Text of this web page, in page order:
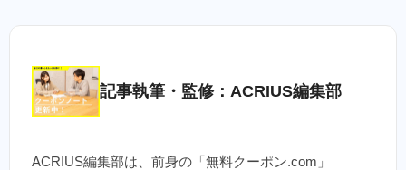
記事執筆・監修：ACRIUS編集部
ACRIUS編集部は、前身の「無料クーポン.com」